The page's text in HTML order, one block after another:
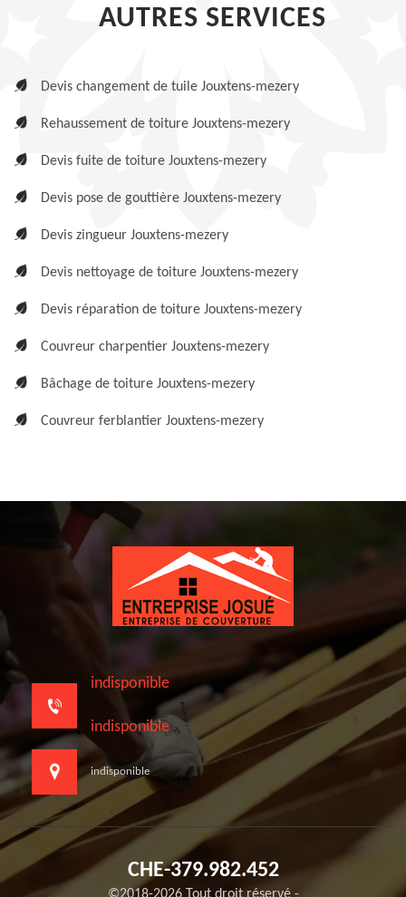
AUTRES SERVICES
Devis changement de tuile Jouxtens-mezery
Rehaussement de toiture Jouxtens-mezery
Devis fuite de toiture Jouxtens-mezery
Devis pose de gouttière Jouxtens-mezery
Devis zingueur Jouxtens-mezery
Devis nettoyage de toiture Jouxtens-mezery
Devis réparation de toiture Jouxtens-mezery
Couvreur charpentier Jouxtens-mezery
Bâchage de toiture Jouxtens-mezery
Couvreur ferblantier Jouxtens-mezery
indisponible
indisponible
indisponible
CHE-379.982.452